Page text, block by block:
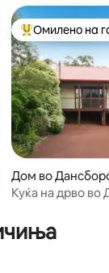
4,91 од 5,
МеѓуОмилено на
Дом во
Куќа на дрво во